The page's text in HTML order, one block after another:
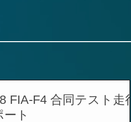
FIA-F4 合同テスト走行
ート